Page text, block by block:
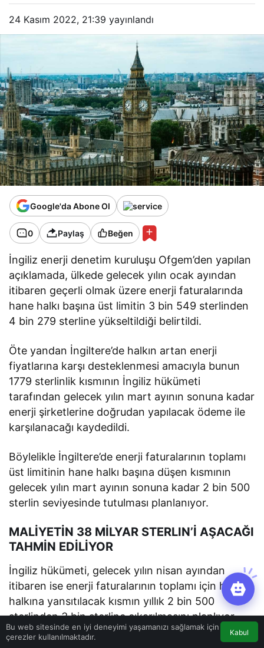
24 Kasım 2022, 21:39 yayınlandı
Google'da Abone Ol
0 Paylaş Beğen
İngiliz enerji denetim kuruluşu Ofgem’den yapılan
açıklamada, ülkede gelecek yılın ocak ayından
itibaren geçerli olmak üzere enerji faturalarında
hane halkı başına üst limitin 3 bin 549 sterlinden
4 bin 279 sterline yükseltildiği belirtildi.
Öte yandan İngiltere’de halkın artan enerji
fiyatlarına karşı desteklenmesi amacıyla bunun
1779 sterlinlik kısmının İngiliz hükümeti
tarafından gelecek yılın mart ayının sonuna kadar
enerji şirketlerine doğrudan yapılacak ödeme ile
karşılanacağı kaydedildi.
Böylelikle İngiltere’de enerji faturalarının toplamı
üst limitinin hane halkı başına düşen kısmının
gelecek yılın mart ayının sonuna kadar 2 bin 500
sterlin seviyesinde tutulması planlanıyor.
MALİYETİN 38 MİLYAR STERLIN’İ AŞACAĞI
TAHMİN EDİLİYOR
İngiliz hükümeti, gelecek yılın nisan ayından
itibaren ise enerji faturalarının toplamı için hane
halkına yansıtılacak kısmın yıllık 2 bin 500
sterlinden 3 bin sterline çıkarılmasını planlıyor.
Bu web sitesinde en iyi deneyimi yaşamanızı sağlamak için
çerezler kullanılmaktadır.
Kabul